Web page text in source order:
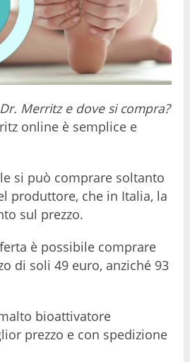
Merritz e dove si compra?
online è semplice e
si può comprare soltanto
produttore, che in Italia, la
sul prezzo.
è possibile comprare
di soli 49 euro, anziché 93
bioattivatore
prezzo e con spedizione